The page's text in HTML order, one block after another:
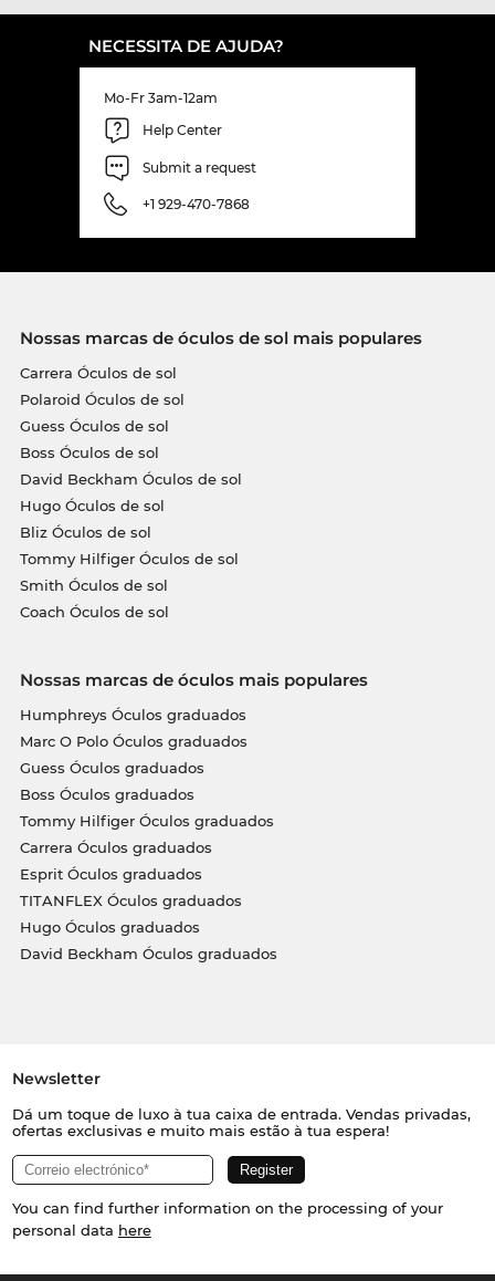
NECESSITA DE AJUDA?
Mo-Fr 3am-12am
Help Center
Submit a request
+1 929-470-7868
Nossas marcas de óculos de sol mais populares
Carrera Óculos de sol
Polaroid Óculos de sol
Guess Óculos de sol
Boss Óculos de sol
David Beckham Óculos de sol
Hugo Óculos de sol
Bliz Óculos de sol
Tommy Hilfiger Óculos de sol
Smith Óculos de sol
Coach Óculos de sol
Nossas marcas de óculos mais populares
Humphreys Óculos graduados
Marc O Polo Óculos graduados
Guess Óculos graduados
Boss Óculos graduados
Tommy Hilfiger Óculos graduados
Carrera Óculos graduados
Esprit Óculos graduados
TITANFLEX Óculos graduados
Hugo Óculos graduados
David Beckham Óculos graduados
Newsletter
Dá um toque de luxo à tua caixa de entrada. Vendas privadas,
ofertas exclusivas e muito mais estão à tua espera!
You can find further information on the processing of your
personal data here